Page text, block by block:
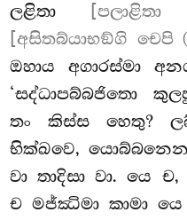
ලළිතා
[පලාළිතා
[අසිතබ්යාභඞ්ගි චෙපි
ඔහාය අගාරස්මා
‘සද්ධාපබ්බජිතො
තං කිස්ස හෙතු?
භික්ඛවෙ, යොබ්බනෙන
වා තාදිසා වා. යෙ
ච මජ්ඣිමා කාමා